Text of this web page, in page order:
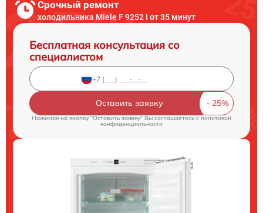
Срочный ремонт
холодильника Miele F 9252 I от 35 минут
Бесплатная консультация со
специалистом
Оставить заявку
Нажимая на кнопку "Оставить заявку" Вы соглашаетесь cполитикой
конфиденциальности